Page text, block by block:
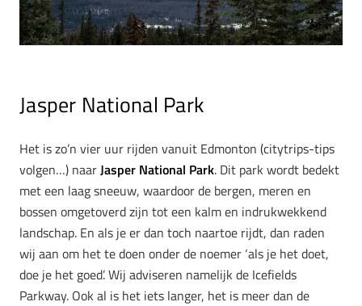
Jasper National Park
Het is zo’n vier uur rijden vanuit Edmonton (citytrips-tips
volgen…) naarJasper National Park. Dit park wordt bedekt
met een laag sneeuw, waardoor de bergen, meren en
bossen omgetoverd zijn tot een kalm en indrukwekkend
landschap. En als je er dan toch naartoe rijdt, dan raden
wij aan om het te doen onder de noemer ‘als je het doet,
doe je het goed’. Wij adviseren namelijk de Icefields
Parkway. Ook al is het iets langer, het is meer dan de